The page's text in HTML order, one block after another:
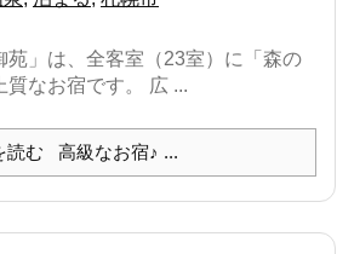
苑」は、全客室（23室）に「森の
質なお宿です。 広 ...
読む 高級なお宿♪ ...